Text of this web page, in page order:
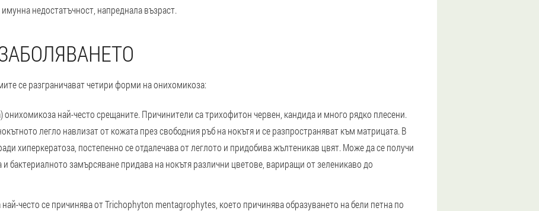
недостатъчност, напреднала възраст.
се разграничават четири форми на онихомикоза:
онихомикозанай-често срещаните. Причинители са трихофитон червен, кандида и много рядко плесени.
легло навлизат от кожата през свободния ръб на нокътя и се разпространяват към матрицата. В
хиперкератоза, постепенно се отдалечава от леглото и придобива жълтеникав цвят. Може да се получи
и бактериалното замърсяване придава на нокътя различни цветове, вариращи от зеленикаво до
най-често се причинява от Trichophyton mentagrophytes, което причинява образуването на бели петна по